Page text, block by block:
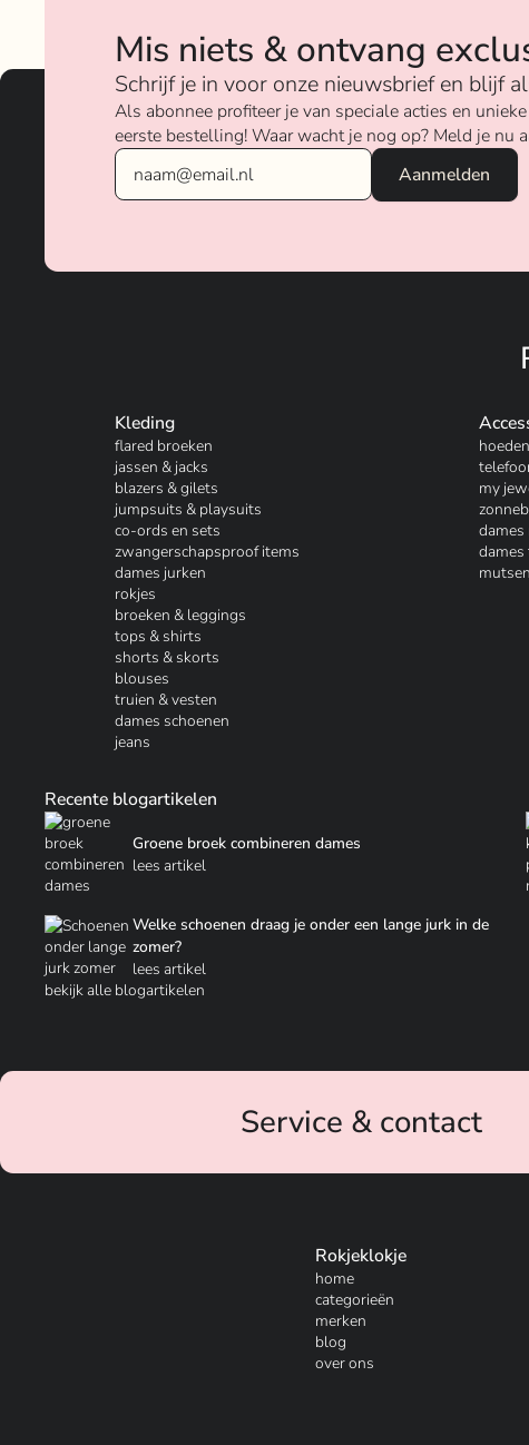
Over ons
Mis niets & ontvang
Schrijf je in voor onze nieuwsbrief en blijf
Als abonnee profiteer je van speciale acties en
eerste bestelling! Waar wacht je nog op? Meld je nu
Kleding
flared broeken
jassen & jacks
blazers & gilets
jumpsuits & playsuits
co-ords en sets
zwangerschapsproof items
dames jurken
rokjes
broeken & leggings
tops & shirts
shorts & skorts
blouses
truien & vesten
dames schoenen
jeans
my
dames
dames
Recente blogartikelen
Groene broek combineren dames
lees artikel
Welke schoenen draag je onder een lange jurk in de
zomer?
lees artikel
bekijk alle blogartikelen
Service & contact
Rokjeklokje
home
categorieën
merken
blog
over ons